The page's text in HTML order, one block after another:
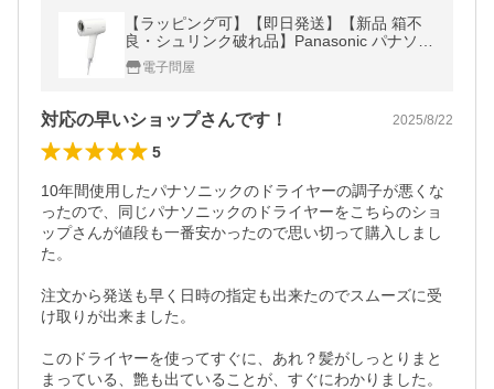
【ラッピング可】【即日発送】【新品 箱不
良・シュリンク破れ品】Panasonic パナソッ
ク ヘアードライヤー ナノケア EH-NA0J-W
ウォームホワイト
電子問屋
対応の早いショップさんです！ 2025/8/22
5
10年間使用したパナソニックのドライヤーの調子が悪くな
ったので、同じパナソニックのドライヤーをこちらのショ
ップさんが値段も一番安かったので思い切って購入しまし
た。
注文から発送も早く日時の指定も出来たのでスムーズに受
け取りが出来ました。
このドライヤーを使ってすぐに、あれ？髪がしっとりまと
まっている、艶も出ていることが、すぐにわかりました。